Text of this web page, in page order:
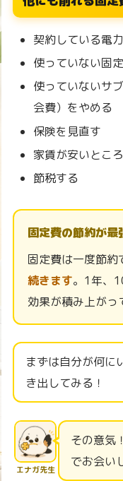
契約している電
使っていない固
使っていないサ
会費）をやめる
保険を見直す
家賃が安いとこ
節税する
固定費の節約が最
固定費は一度節約
続きます。1年、
効果が積み上がっ
まずは自分が何に
き出してみる！
エナガ先生
その意気
でお会い